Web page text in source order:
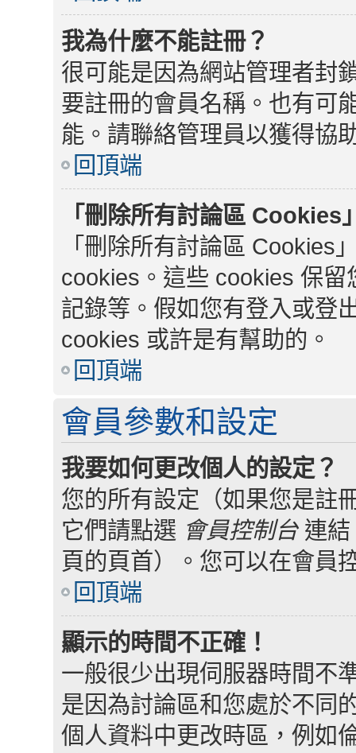
我為什麼不能註冊？
很可能是因為網站管理者封
要註冊的會員名稱。也有可
能。請聯絡管理員以獲得協
回頂端
「刪除所有討論區 Cookies
「刪除所有討論區 Cookies
cookies。這些 cookies 保
記錄等。假如您有登入或登
cookies 或許是有幫助的。
回頂端
會員參數和設定
我要如何更改個人的設定？
您的所有設定（如果您是註
它們請點選 會員控制台連結
頁的頁首）。您可以在會員
回頂端
顯示的時間不正確！
一般很少出現伺服器時間不
是因為討論區和您處於不同
個人資料中更改時區，例如